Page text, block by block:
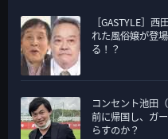
［GASTYLE］
れた風俗嬢が登
る！？
コンセント池田
前に帰国し、ガ
らすのか？